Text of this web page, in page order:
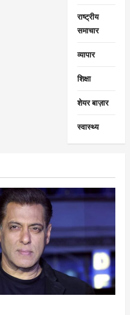
राष्ट्रीय
समाचार
व्यापार
शिक्षा
शेयर बाज़ार
स्वास्थ्य